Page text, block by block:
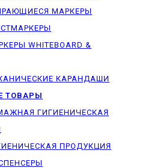
МАРКЕРЫ
WHITEBOARD &
КАРАНДАШИ
ТОВАРЫ
ГИГИЕНИЧЕСКАЯ
ПРОДУКЦИЯ